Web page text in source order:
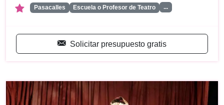
Pasacalles Escuela o Profesor de Teatro ...
Solicitar presupuesto gratis